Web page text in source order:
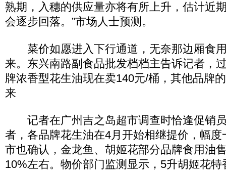
熟期，入穗的供应量亦将有所上升，估计近
会逐步回落。”市场人士预测。
菜价如愿进入下行通道，无奈那边厢食
来。东兴南路副食品批发档档主告诉记者，
牌浓香型花生油现在卖140元/桶，其他品牌
来
记者在广州吉之岛超市调查时恰逢促销
者，各品牌花生油在4月开始相继提价，幅
市也确认，金龙鱼、胡姬花部分品牌食用油
10%左右。物价部门监测显示，5升胡姬花